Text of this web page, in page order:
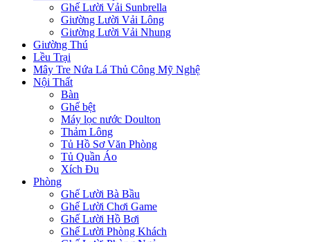
Ghế Lười Vải Sunbrella
Giường Lười Vải Lông
Giường Lười Vải Nhung
Giường Thú
Lều Trại
Mây Tre Nứa Lá Thủ Công Mỹ Nghệ
Nội Thất
Bàn
Ghế bệt
Máy lọc nước Doulton
Thảm Lông
Tủ Hồ Sơ Văn Phòng
Tủ Quần Áo
Xích Đu
Phòng
Ghế Lười Bà Bầu
Ghế Lười Chơi Game
Ghế Lười Hồ Bơi
Ghế Lười Phòng Khách